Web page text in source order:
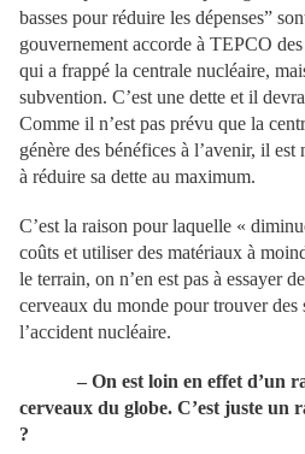
basses pour réduire les dépenses”
gouvernement accorde à TEPCO
qui a frappé la centrale nucléaire,
subvention. C’est une dette et il
Comme il n’est pas prévu que la
génère des bénéfices à l’avenir, il
à réduire sa dette au maximum.
C’est la raison pour laquelle «
coûts et utiliser des matériaux à
le terrain, on n’en est pas à essayer
cerveaux du monde pour trouver des
l’accident nucléaire.
– On est loin en effet d’un
cerveaux du globe. C’est juste un
?